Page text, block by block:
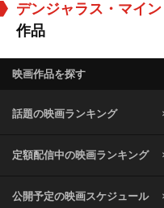
デンジャラス・マイ
作品
映画作品を探す
話題の映画ランキング
定額配信中の映画ランキング
公開予定の映画スケジュール